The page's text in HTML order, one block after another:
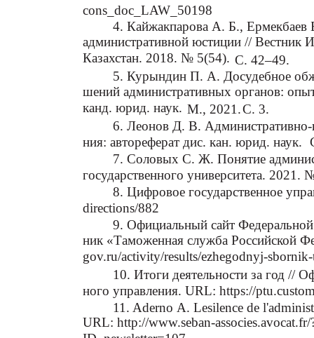
cons_doc_LAW_50198
4. Кайжакпарова А. Б., Ермекбаев
административной юстиции // Вестник
Казахстан. 2018. № 5(54). С. 42–49.
5. Курындин П. А. Досудебное
шений административных органов:
канд. юрид. наук. М., 2021.С. 3.
6. Леонов Д. В. Административно-
ния: автореферат дис. кан. юрид. наук.
7. Соловых С. Ж. Понятие
государственного университета. 2021.
8. Цифровое государственное
directions/882
9. Официальный сайт
ник «Таможенная служба Российской
gov.ru/activity/results/ezhegodnyj-
10. Итоги деятельности за год //
ного управления. URL: https://
11. Aderno А. Lesilence de
URL: http://www.seban-